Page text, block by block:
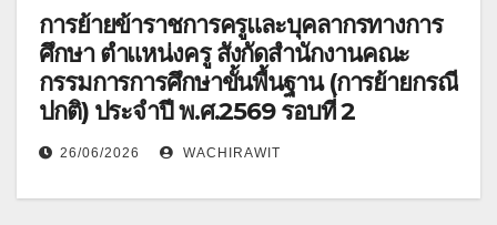
การย้ายข้าราชการครูและบุคลากรทางการ
ศึกษา ตำแหน่งครู สังกัดสำนักงานคณะ
กรรมการการศึกษาขั้นพื้นฐาน (การย้ายกรณี
ปกติ) ประจำปี พ.ศ.2569 รอบที่ 2
26/06/2026 WACHIRAWIT